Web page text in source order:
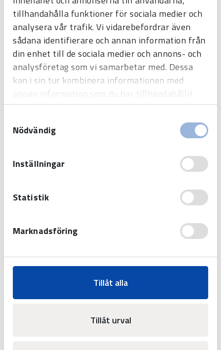
tillhandahålla funktioner för sociala medier och
analysera vår trafik. Vi vidarebefordrar även
sådana identifierare och annan information från
din enhet till de sociala medier och annons- och
analysföretag som vi samarbetar med. Dessa
kan i sin tur kombinera informationen med
annan information som du har tillhandahållit
eller som de har samlat in när du har använt
Nödvändig
Inställningar
Statistik
Marknadsföring
Tillåt alla
Tillåt urval
TELEFON
E-POSTADRESS *